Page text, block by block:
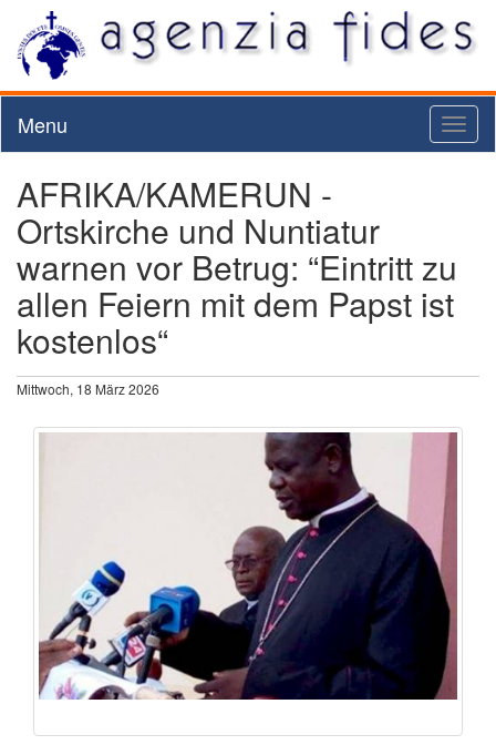
Menu
AFRIKA/KAMERUN -
Ortskirche und Nuntiatur
warnen vor Betrug: “Eintritt zu
allen Feiern mit dem Papst ist
kostenlos“
Mittwoch, 18 März 2026